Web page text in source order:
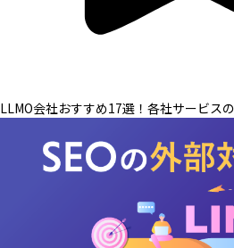
LLMO会社おすすめ17選！各社サービス